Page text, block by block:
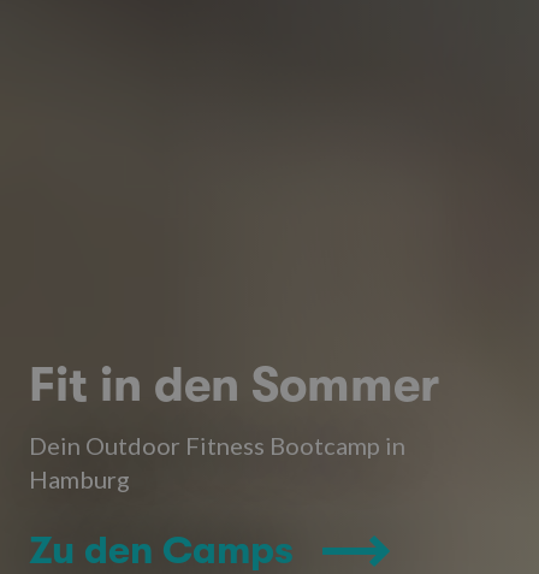
Fit in den Sommer
Dein Outdoor Fitness Bootcamp in
Hamburg
Zu den Camps